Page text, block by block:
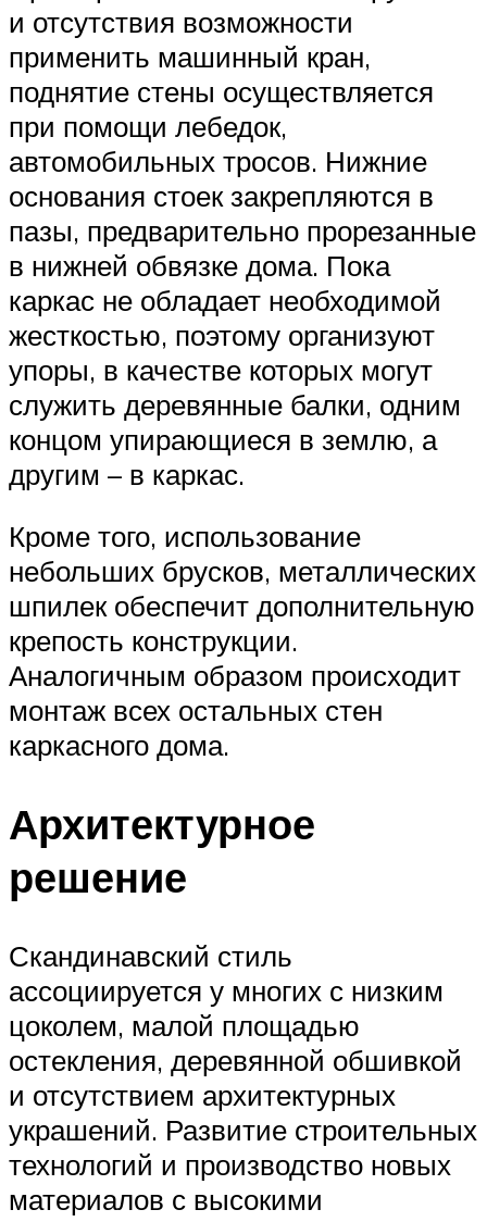
и отсутствия возможности
применить машинный кран,
поднятие стены осуществляется
при помощи лебедок,
автомобильных тросов. Нижние
основания стоек закрепляются в
пазы, предварительно прорезанные
в нижней обвязке дома. Пока
каркас не обладает необходимой
жесткостью, поэтому организуют
упоры, в качестве которых могут
служить деревянные балки, одним
концом упирающиеся в землю, а
другим – в каркас.
Кроме того, использование
небольших брусков, металлических
шпилек обеспечит дополнительную
крепость конструкции.
Аналогичным образом происходит
монтаж всех остальных стен
каркасного дома.
Архитектурное
решение
Скандинавский стиль
ассоциируется у многих с низким
цоколем, малой площадью
остекления, деревянной обшивкой
и отсутствием архитектурных
украшений. Развитие строительных
технологий и производство новых
материалов с высокими